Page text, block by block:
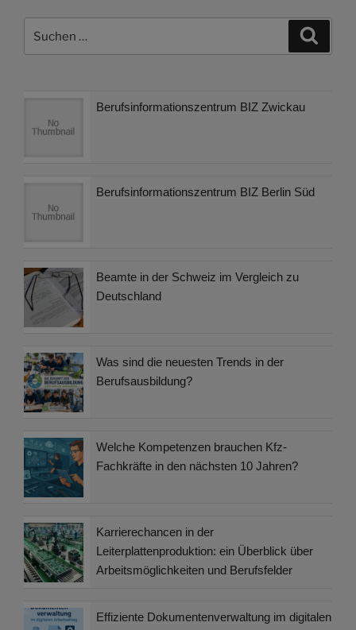
nach:
Berufsinformationszentrum BIZ Zwickau
Berufsinformationszentrum BIZ Berlin Süd
Beamte in der Schweiz im Vergleich zu
Deutschland
Was sind die neuesten Trends in der
Berufsausbildung?
Welche Kompetenzen brauchen Kfz-
Fachkräfte in den nächsten 10 Jahren?
Karrierechancen in der
Leiterplattenproduktion: ein Überblick über
Arbeitsmöglichkeiten und Berufsfelder
Effiziente Dokumentenverwaltung im digitalen